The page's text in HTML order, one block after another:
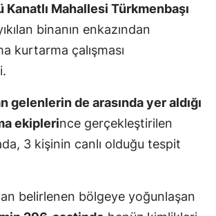
Kanatlı Mahallesi Türkmenbaşı
binanın enkazından
kurtarma çalışması
gelenlerin de arasında yer aldığı
ekiplerince gerçekleştirilen
3 kişinin canlı olduğu tespit
belirlenen bölgeye yoğunlaşan